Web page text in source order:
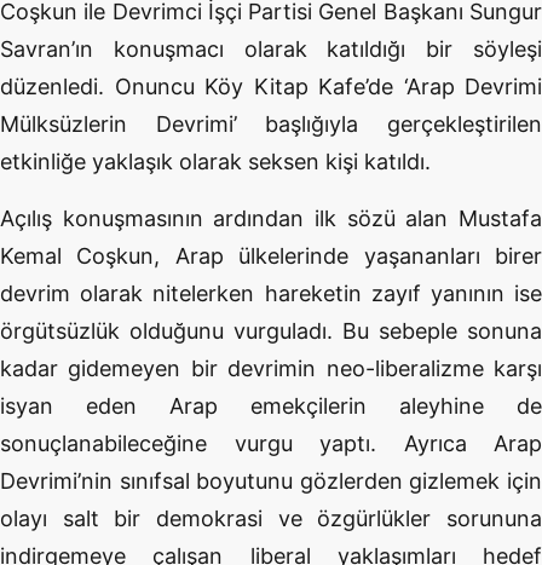
Coşkun ile Devrimci İşçi Partisi Genel Başkanı Sungur
Savran’ın konuşmacı olarak katıldığı bir söyleşi
düzenledi. Onuncu Köy Kitap Kafe’de ‘Arap Devrimi
Mülksüzlerin Devrimi’ başlığıyla gerçekleştirilen
etkinliğe yaklaşık olarak seksen kişi katıldı.
Açılış konuşmasının ardından ilk sözü alan Mustafa
Kemal Coşkun, Arap ülkelerinde yaşananları birer
devrim olarak nitelerken hareketin zayıf yanının ise
örgütsüzlük olduğunu vurguladı. Bu sebeple sonuna
kadar gidemeyen bir devrimin neo-liberalizme karşı
isyan eden Arap emekçilerin aleyhine de
sonuçlanabileceğine vurgu yaptı. Ayrıca Arap
Devrimi’nin sınıfsal boyutunu gözlerden gizlemek için
olayı salt bir demokrasi ve özgürlükler sorununa
indirgemeye çalışan liberal yaklaşımları hedef